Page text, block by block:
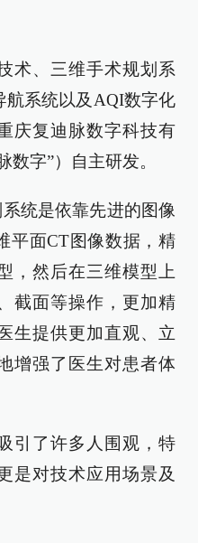
术、三维手术规划系
航系统以及AQI数字化
庆复迪脉数字科技有
数字”）自主研发。
统是依靠先进的图像
平面CT图像数据，精
，然后在三维模型上
截面等操作，更加精
生提供更加直观、立
增强了医生对患者体
引了许多人围观，特
是对技术应用场景及